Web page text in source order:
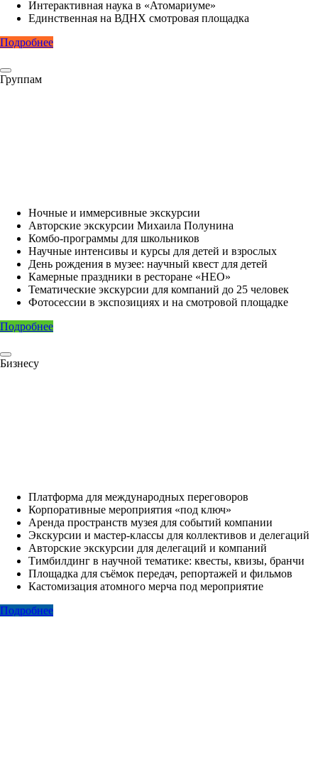
Интерактивная наука в «Атомариуме»
Единственная на ВДНХ смотровая площадка
Подробнее
Группам
Ночные и иммерсивные экскурсии
Авторские экскурсии Михаила Полунина
Комбо-программы для школьников
Научные интенсивы и курсы для детей и взрослых
День рождения в музее: научный квест для детей
Камерные праздники в ресторане «НЕО»
Тематические экскурсии для компаний до 25 человек
Фотосессии в экспозициях и на смотровой площадке
Подробнее
Бизнесу
Платформа для международных переговоров
Корпоративные мероприятия «под ключ»
Аренда пространств музея для событий компании
Экскурсии и мастер-классы для коллективов и делегаций
Авторские экскурсии для делегаций и компаний
Тимбилдинг в научной тематике: квесты, квизы, бранчи
Площадка для съёмок передач, репортажей и фильмов
Кастомизация атомного мерча под мероприятие
Подробнее